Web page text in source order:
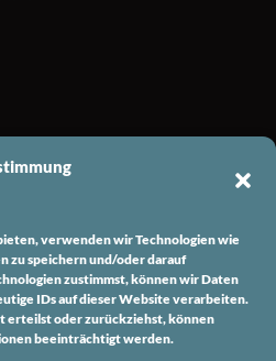
verwenden wir Technologien wie
zu speichern und/oder darauf
zustimmst, können wir Daten
IDs auf dieser Website verarbeiten.
erteilst oder zurückziehst, können
beeinträchtigt werden.